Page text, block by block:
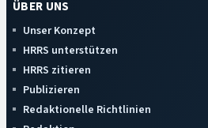
ÜBER UNS
Unser Konzept
HRRS unterstützen
HRRS zitieren
Publizieren
Redaktionelle Richtlinien